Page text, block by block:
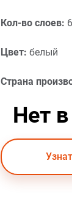
Кол-во слоев: 6
Цвет: белый
Страна
Нет